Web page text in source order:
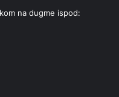
na dugme ispod: